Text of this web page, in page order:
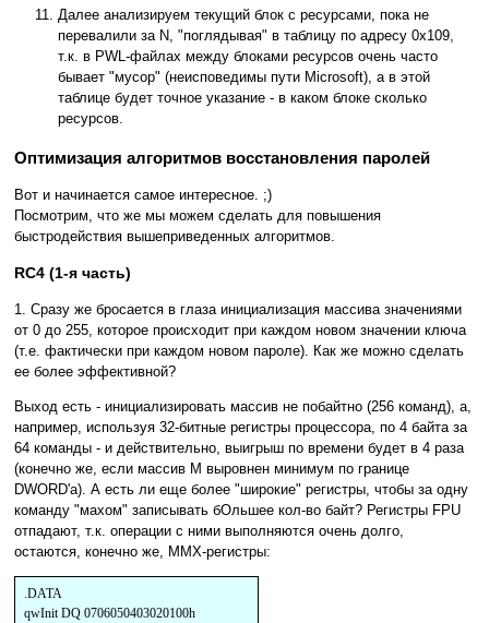
Далее анализируем текущий блок с ресурсами, пока не
перевалили за N, "поглядывая" в таблицу по адресу 0x109,
т.к. в PWL-файлах между блоками ресурсов очень часто
бывает "мусор" (неисповедимы пути Microsoft), а в этой
таблице будет точное указание - в каком блоке сколько
ресурсов.
Оптимизация алгоритмов восстановления паролей
Вот и начинается самое интересное. ;)
Посмотрим, что же мы можем сделать для повышения
быстродействия вышеприведенных алгоритмов.
RC4 (1-я часть)
1. Сразу же бросается в глаза инициализация массива значениями
от 0 до 255, которое происходит при каждом новом значении ключа
(т.е. фактически при каждом новом пароле). Как же можно сделать
ее более эффективной?
Выход есть - инициализировать массив не побайтно (256 команд), а,
например, используя 32-битные регистры процессора, по 4 байта за
64 команды - и действительно, выигрыш по времени будет в 4 раза
(конечно же, если массив M выровнен минимум по границе
DWORD'a). А есть ли еще более "широкие" регистры, чтобы за одну
команду "махом" записывать бОльшее кол-во байт? Регистры FPU
отпадают, т.к. операции с ними выполняются очень долго,
остаются, конечно же, MMX-регистры:
.DATA
qwInit DQ 0706050403020100h